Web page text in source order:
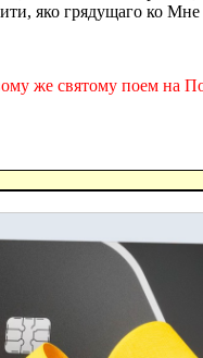
яко грядущаго ко
же святому поем на